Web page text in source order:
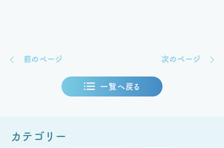
前のページ 次のページ
一覧へ戻る
カテゴリー